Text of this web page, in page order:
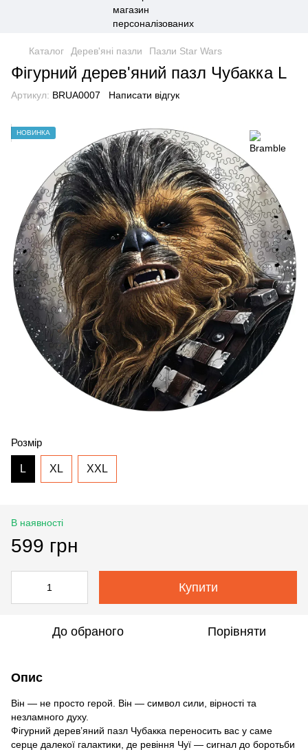
Каталог Дерев'яні пазли Пазли Star Wars
Фігурний дерев'яний пазл Чубакка L
Артикул: BRUA0007 Написати відгук
НОВИНКА
Розмір
L XL XXL
В наявності
599 грн
Купити
До обраного Порівняти
Опис
Він — не просто герой. Він — символ сили, вірності та
незламного духу.
Фігурний дерев’яний пазл Чубакка переносить вас у саме
серце далекої галактики, де ревіння Чуї — сигнал до боротьби